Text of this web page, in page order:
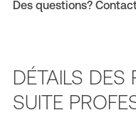
Des questions?
DÉTAILS DES
SUITE